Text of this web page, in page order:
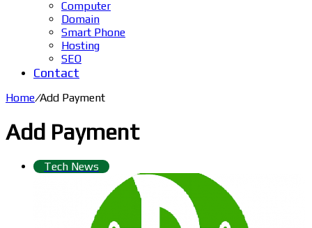
Computer
Domain
Smart Phone
Hosting
SEO
Contact
Home/Add Payment
Add Payment
Tech News